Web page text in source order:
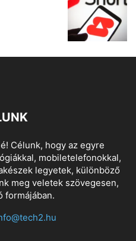
Célunk, hogy az egyre
mobiletelefonokkal,
legyetek, különböző
meg veletek szövegesen,
formájában.